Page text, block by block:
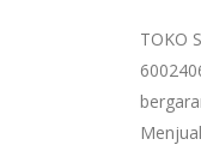
TOKO